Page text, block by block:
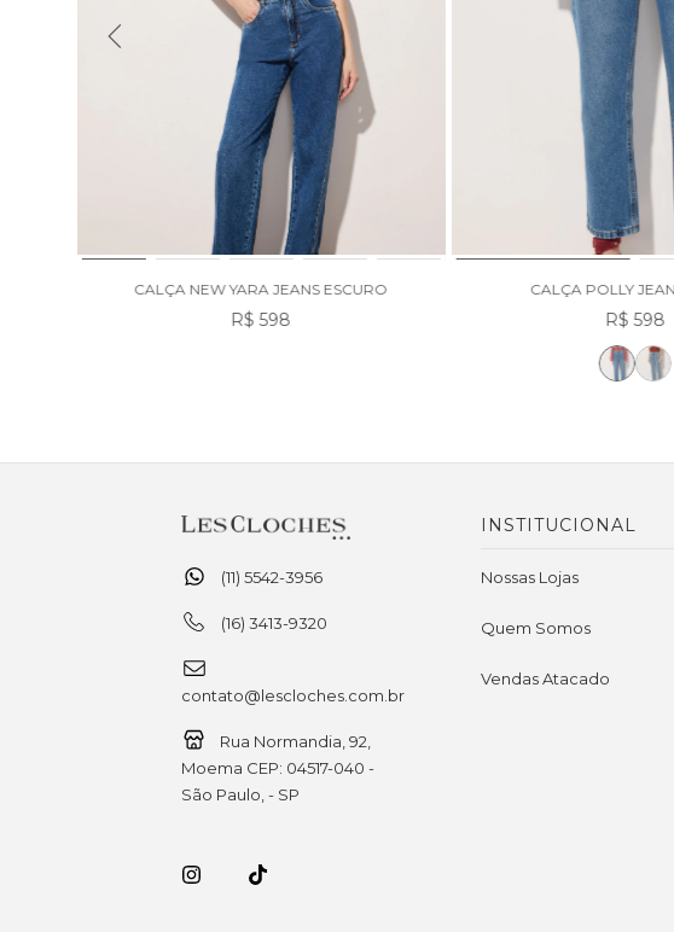
CALÇA NEW YARA JEANS ESCURO
R$ 598
CALÇA POLLY
R$ 598
(11) 5542-3956
(16) 3413-9320
contato@lescloches.com.br
Rua Normandia, 92,
Moema CEP: 04517-040 -
São Paulo, - SP
INSTITUCIONAL
Nossas Lojas
Quem Somos
Vendas Atacado